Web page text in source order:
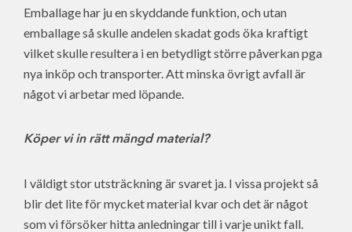
Emballage har ju en skyddande funktion, och utan
emballage så skulle andelen skadat gods öka kraftigt
vilket skulle resultera i en betydligt större påverkan pga
nya inköp och transporter. Att minska övrigt avfall är
något vi arbetar med löpande.
Köper vi in rätt mängd material?
I väldigt stor utsträckning är svaret ja. I vissa projekt så
blir det lite för mycket material kvar och det är något
som vi försöker hitta anledningar till i varje unikt fall.